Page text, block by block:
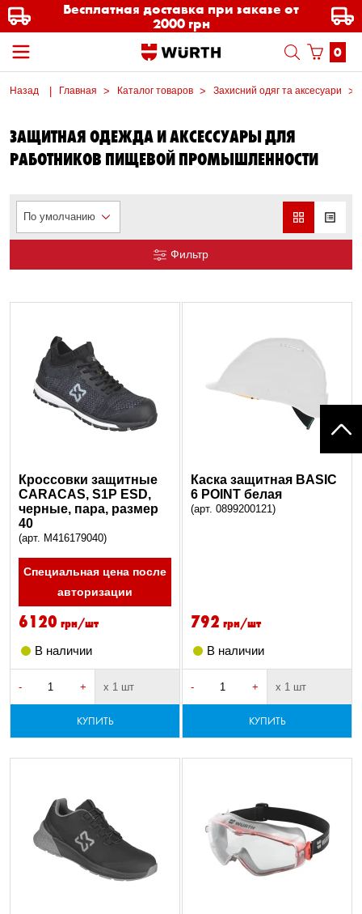
Бесплатная доставка при заказе от
2000 грн
0
Назад Главная Каталог товаров Захисний одяг та аксесуари
ЗАЩИТНАЯ ОДЕЖДА И АКСЕССУАРЫ ДЛЯ
РАБОТНИКОВ ПИЩЕВОЙ ПРОМЫШЛЕННОСТИ
По умолчанию
Фильтр
Кроссовки защитные
CARACAS, S1P ESD,
черные, пара, размер
40
(арт. M416179040)
Специальная цена после
авторизации
6120 грн/шт
В наличии
- + х 1 шт
КУПИТЬ
Каска защитная BASIC
6 POINT белая
(арт. 0899200121)
792 грн/шт
В наличии
- + х 1 шт
КУПИТЬ